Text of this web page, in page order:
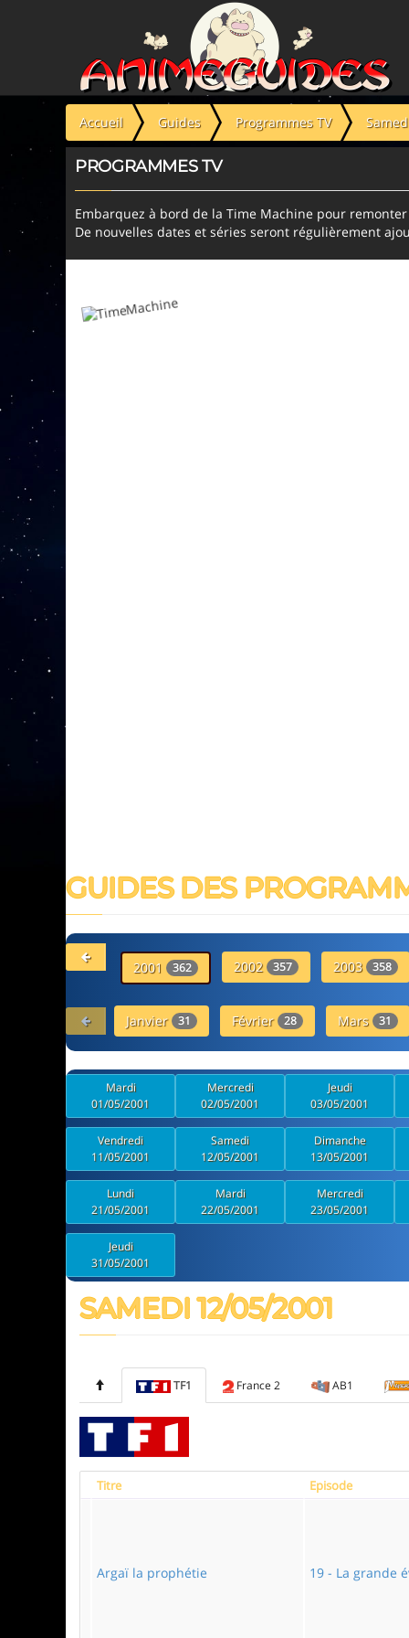
Accueil Guides Programmes TV
PROGRAMMES TV
Embarquez à bord de la Time Machine pour
De nouvelles dates et séries seront régulièrement
GUIDES DES
2001 362 2002 357 2003 358
Janvier 31 Février 28 Mars 31
Mardi
01/05/2001
Mercredi
02/05/2001
Jeudi
03/05/2001
Vendredi
11/05/2001
Samedi
12/05/2001
Dimanche
13/05/2001
Lundi
21/05/2001
Mardi
22/05/2001
Mercredi
23/05/2001
Jeudi
31/05/2001
SAMEDI 12/05/2001
TF1 France 2 AB1
Titre Episode
Argaï la prophétie 19 - La grande